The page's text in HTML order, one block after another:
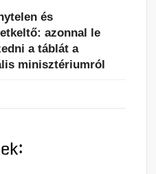
és
azonnal le
a táblát a
minisztériumról